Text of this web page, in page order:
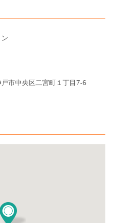
市中央区二宮町１丁目7-6